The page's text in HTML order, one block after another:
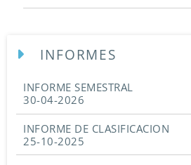
INFORMES
INFORME SEMESTRAL
30-04-2026
INFORME DE CLASIFICACION
25-10-2025